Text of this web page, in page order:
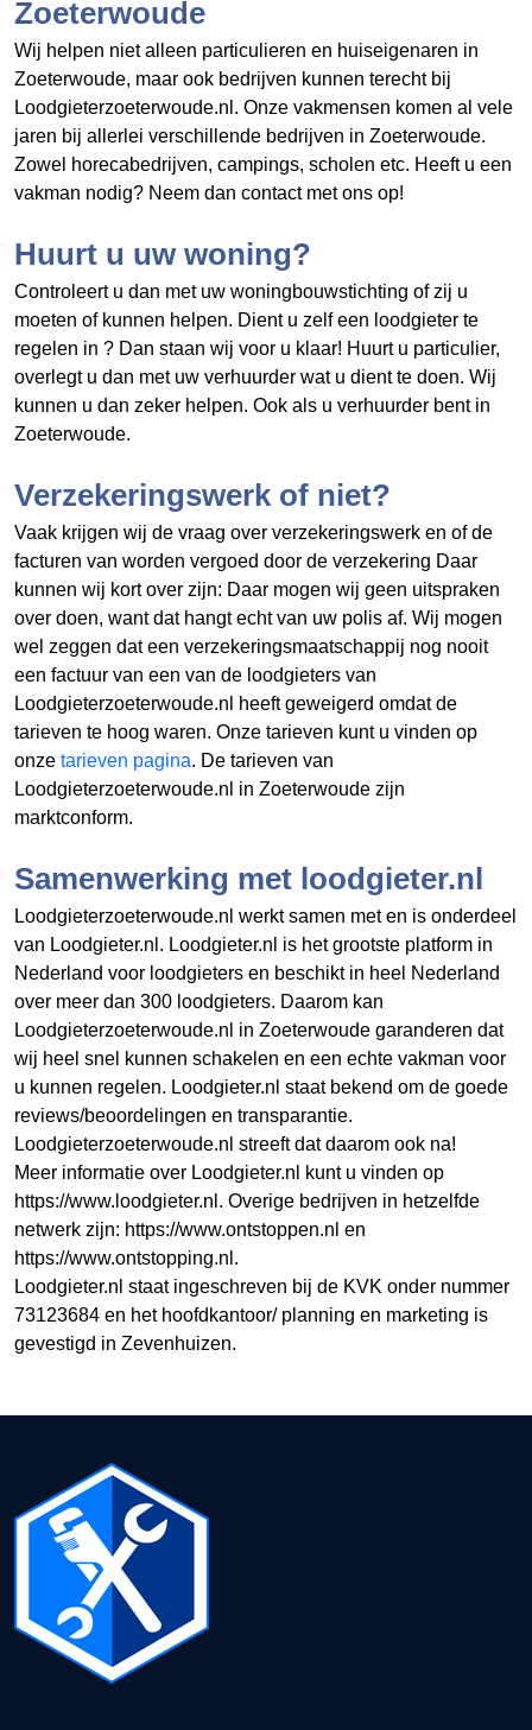
Zoeterwoude
Wij helpen niet alleen particulieren en huiseigenaren in
Zoeterwoude, maar ook bedrijven kunnen terecht bij
Loodgieterzoeterwoude.nl. Onze vakmensen komen al vele
jaren bij allerlei verschillende bedrijven in Zoeterwoude.
Zowel horecabedrijven, campings, scholen etc. Heeft u een
vakman nodig? Neem dan contact met ons op!
Huurt u uw woning?
Controleert u dan met uw woningbouwstichting of zij u
moeten of kunnen helpen. Dient u zelf een loodgieter te
regelen in ? Dan staan wij voor u klaar! Huurt u particulier,
overlegt u dan met uw verhuurder wat u dient te doen. Wij
kunnen u dan zeker helpen. Ook als u verhuurder bent in
Zoeterwoude.
Verzekeringswerk of niet?
Vaak krijgen wij de vraag over verzekeringswerk en of de
facturen van worden vergoed door de verzekering Daar
kunnen wij kort over zijn: Daar mogen wij geen uitspraken
over doen, want dat hangt echt van uw polis af. Wij mogen
wel zeggen dat een verzekeringsmaatschappij nog nooit
een factuur van een van de loodgieters van
Loodgieterzoeterwoude.nl heeft geweigerd omdat de
tarieven te hoog waren. Onze tarieven kunt u vinden op
onze tarieven pagina. De tarieven van
Loodgieterzoeterwoude.nl in Zoeterwoude zijn
marktconform.
Samenwerking met loodgieter.nl
Loodgieterzoeterwoude.nl werkt samen met en is onderdeel
van Loodgieter.nl. Loodgieter.nl is het grootste platform in
Nederland voor loodgieters en beschikt in heel Nederland
over meer dan 300 loodgieters. Daarom kan
Loodgieterzoeterwoude.nl in Zoeterwoude garanderen dat
wij heel snel kunnen schakelen en een echte vakman voor
u kunnen regelen. Loodgieter.nl staat bekend om de goede
reviews/beoordelingen en transparantie.
Loodgieterzoeterwoude.nl streeft dat daarom ook na!
Meer informatie over Loodgieter.nl kunt u vinden op
https://www.loodgieter.nl. Overige bedrijven in hetzelfde
netwerk zijn: https://www.ontstoppen.nl en
https://www.ontstopping.nl.
Loodgieter.nl staat ingeschreven bij de KVK onder nummer
73123684 en het hoofdkantoor/ planning en marketing is
gevestigd in Zevenhuizen.